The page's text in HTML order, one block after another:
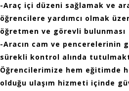
-Araç içi düzeni sağlamak ve
öğrencilere yardımcı olmak
öğretmen ve görevli bulunması
-Aracın cam ve pencerelerinin
sürekli kontrol alında
Öğrencilerimize hem eğitimde
olduğu ulaşım hizmeti içinde